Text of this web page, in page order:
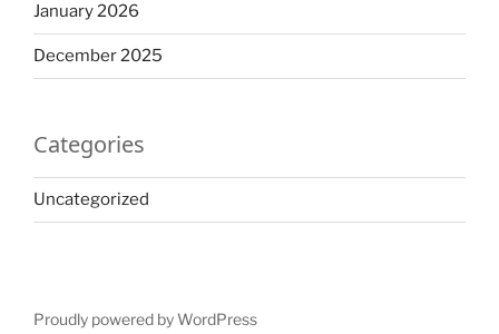
January 2026
December 2025
Categories
Uncategorized
Proudly powered by WordPress